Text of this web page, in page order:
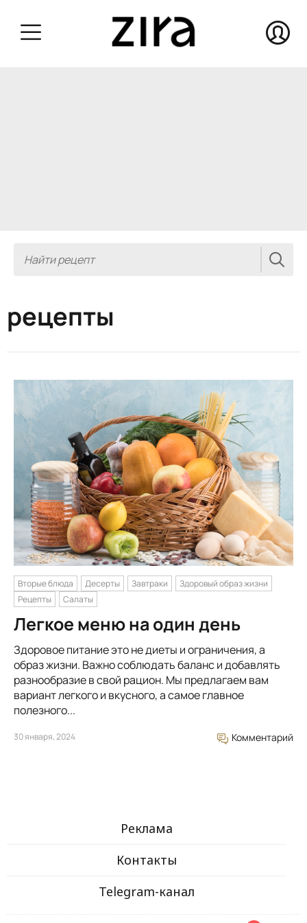
рецепты
Вторые блюда Десерты Завтраки
Здоровый образ жизни
Рецепты
Салаты
Легкое меню на один день
Здоровое питание это не диеты и ограничения, а
образ жизни. Важно соблюдать баланс и добавлять
разнообразие в свой рацион. Мы предлагаем вам
вариант легкого и вкусного, а самое главное
полезного...
30 января, 2024 Комментарий
Реклама
Контакты
Telegram-канал